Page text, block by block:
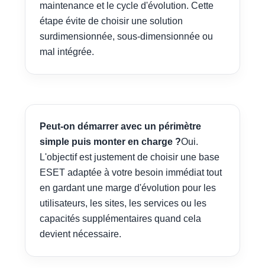
maintenance et le cycle d'évolution. Cette
étape évite de choisir une solution
surdimensionnée, sous-dimensionnée ou
mal intégrée.
Peut-on démarrer avec un périmètre
simple puis monter en charge ?Oui.
L'objectif est justement de choisir une base
ESET adaptée à votre besoin immédiat tout
en gardant une marge d'évolution pour les
utilisateurs, les sites, les services ou les
capacités supplémentaires quand cela
devient nécessaire.